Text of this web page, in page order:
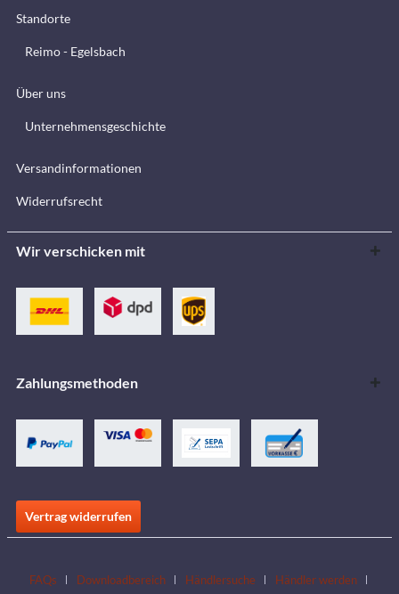
Standorte
Reimo - Egelsbach
Über uns
Unternehmensgeschichte
Versandinformationen
Widerrufsrecht
Wir verschicken mit
Zahlungsmethoden
Vertrag widerrufen
FAQs Downloadbereich Händlersuche Händler werden